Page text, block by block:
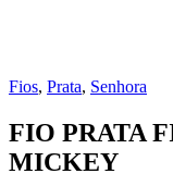
Fios, Prata, Senhora
FIO PRATA
MICKEY